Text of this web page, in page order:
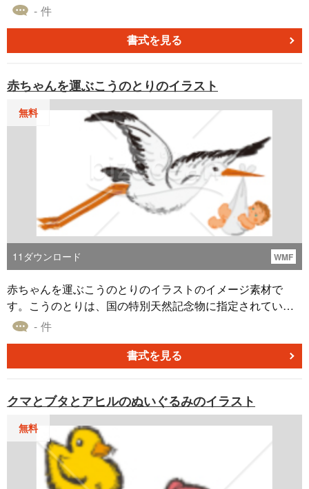
の役割と責任を明確にし、式の円滑な進行をサポートしま
葉が含まれています。絆を深め、感動的な瞬間を創り出す
ために、媒酌人の承諾状を適切に準備しましょう。素晴ら
ください。
- 件
書式を見る
赤ちゃんを運ぶこうのとりのイラスト
無料
11 ダウンロード WMF
赤ちゃんを運ぶこうのとりのイラストのイメージ素材で
す。こうのとりは、国の特別天然記念物に指定されている
大形・白色の鳥で、絶滅が危惧されている世界的にも希少
伝えがあり、神鳥として敬愛されています。赤ちゃんの誕
生を祝うメッセージカードの挿し絵などにご利用くださ
り付け、拡大して利用することができます。全て無料です
ので是非ご活用ください。
- 件
書式を見る
クマとブタとアヒルのぬいぐるみのイラスト
無料